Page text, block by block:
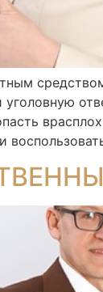
уголовную